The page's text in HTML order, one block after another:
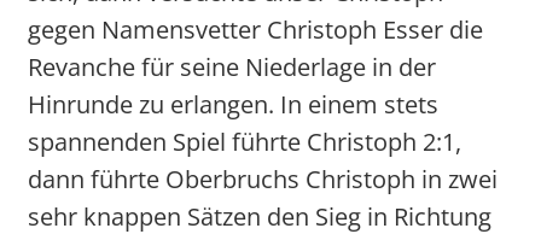
gegen Namensvetter Christoph Esser die
Revanche für seine Niederlage in der
Hinrunde zu erlangen. In einem stets
spannenden Spiel führte Christoph 2:1,
dann führte Oberbruchs Christoph in zwei
sehr knappen Sätzen den Sieg in Richtung